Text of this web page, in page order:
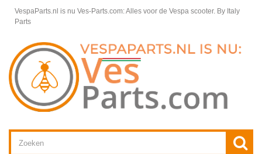
VespaParts.nl is nu Ves-Parts.com: Alles voor de Vespa scooter. By Italy
Parts